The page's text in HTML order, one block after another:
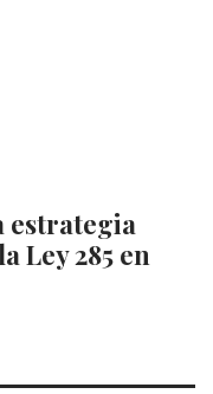
estrategia
Ley 285 en